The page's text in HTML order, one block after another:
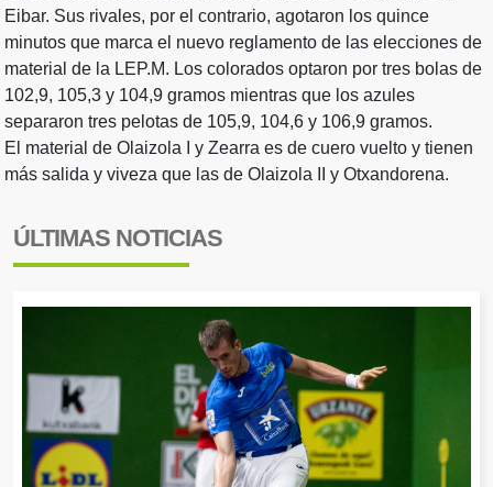
Eibar. Sus rivales, por el contrario, agotaron los quince
minutos que marca el nuevo reglamento de las elecciones de
material de la LEP.M. Los colorados optaron por tres bolas de
102,9, 105,3 y 104,9 gramos mientras que los azules
separaron tres pelotas de 105,9, 104,6 y 106,9 gramos.
El material de Olaizola I y Zearra es de cuero vuelto y tienen
más salida y viveza que las de Olaizola II y Otxandorena.
ÚLTIMAS NOTICIAS